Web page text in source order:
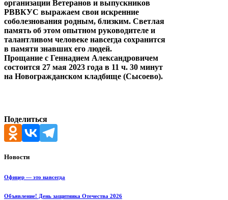
организации Ветеранов и выпускников
РВВКУС выражаем свои искренние
соболезнования родным, близким. Светлая
память об этом опытном руководителе и
талантливом человеке навсегда сохранится
в памяти знавших его людей.
Прощание с Геннадием Александровичем
состоится 27 мая 2023 года в 11 ч. 30 минут
на Новогражданском кладбище (Сысоево).
Поделиться
Новости
Офицер — это навсегда
Объявление! День защитника Отечества 2026